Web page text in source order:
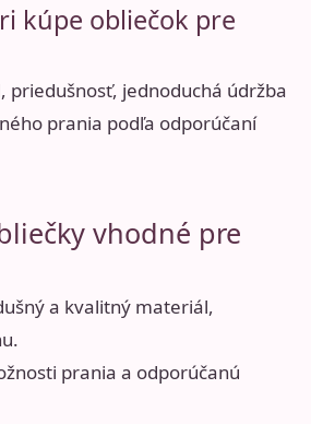
kúpe obliečok pre
priedušnosť, jednoduchá údržba
prania podľa odporúčaní
vhodné pre
a kvalitný materiál,
prania a odporúčanú